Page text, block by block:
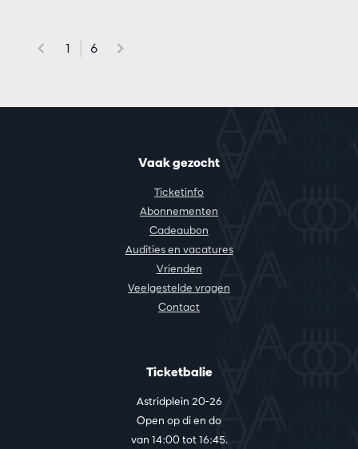
1 6
Vaak gezocht
Ticketinfo
Abonnementen
Cadeaubon
Audities en vacatures
Vrienden
Veelgestelde vragen
Contact
Ticketbalie
Astridplein 20-26
Open op di en do
van 14:00 tot 16:45.